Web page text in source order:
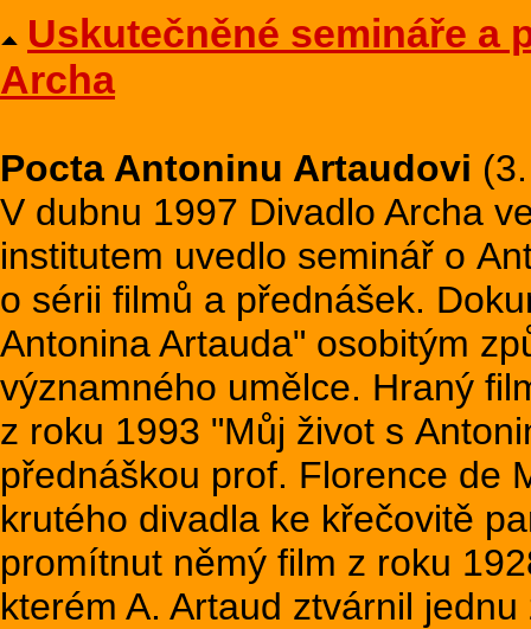
Uskutečněné semináře a
Archa
Pocta Antoninu Artaudovi
V dubnu 1997 Divadlo Archa
institutem uvedlo seminář o
o sérii filmů a přednášek.
Antonina Artauda" osobitým
významného umělce. Hraný
z roku 1993 "Můj život s
přednáškou prof. Florence de
krutého divadla ke křečovitě
promítnut němý film z roku
kterém A. Artaud ztvárnil